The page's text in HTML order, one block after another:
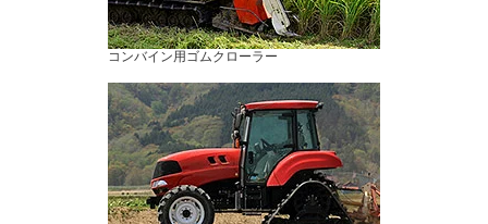
コンバイン用ゴムクローラー